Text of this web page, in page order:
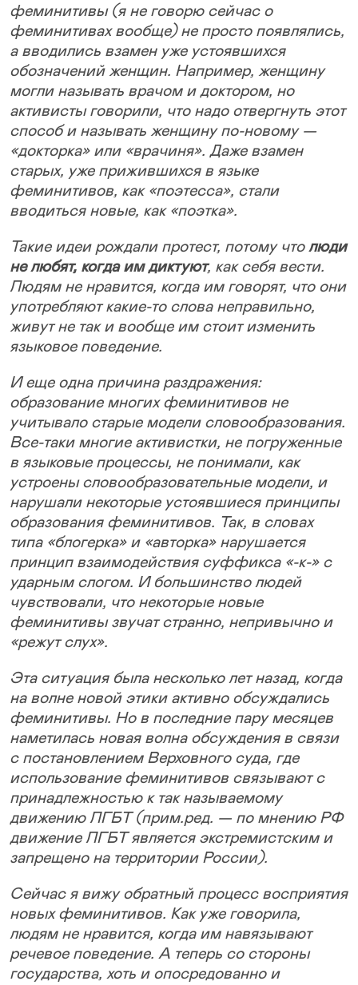
феминитивы (я не говорю сейчас о
феминитивах вообще) не просто появлялись,
а вводились взамен уже устоявшихся
обозначений женщин. Например, женщину
могли называть врачом и доктором, но
активисты говорили, что надо отвергнуть этот
способ и называть женщину по-новому —
«докторка» или «врачиня». Даже взамен
старых, уже прижившихся в языке
феминитивов, как «поэтесса», стали
вводиться новые, как «поэтка».
Такие идеи рождали протест, потому что люди
не любят, когда им диктуют, как себя вести.
Людям не нравится, когда им говорят, что они
употребляют какие-то слова неправильно,
живут не так и вообще им стоит изменить
языковое поведение.
И еще одна причина раздражения:
образование многих феминитивов не
учитывало старые модели словообразования.
Все-таки многие активистки, не погруженные
в языковые процессы, не понимали, как
устроены словообразовательные модели, и
нарушали некоторые устоявшиеся принципы
образования феминитивов. Так, в словах
типа «блогерка» и «авторка» нарушается
принцип взаимодействия суффикса «-к-» с
ударным слогом. И большинство людей
чувствовали, что некоторые новые
феминитивы звучат странно, непривычно и
«режут слух».
Эта ситуация была несколько лет назад, когда
на волне новой этики активно обсуждались
феминитивы. Но в последние пару месяцев
наметилась новая волна обсуждения в связи
с постановлением Верховного суда, где
использование феминитивов связывают с
принадлежностью к так называемому
движению ЛГБТ (прим.ред. — по мнению РФ
движение ЛГБТ является экстремистским и
запрещено на территории России).
Сейчас я вижу обратный процесс восприятия
новых феминитивов. Как уже говорила,
людям не нравится, когда им навязывают
речевое поведение. А теперь со стороны
государства, хоть и опосредованно и